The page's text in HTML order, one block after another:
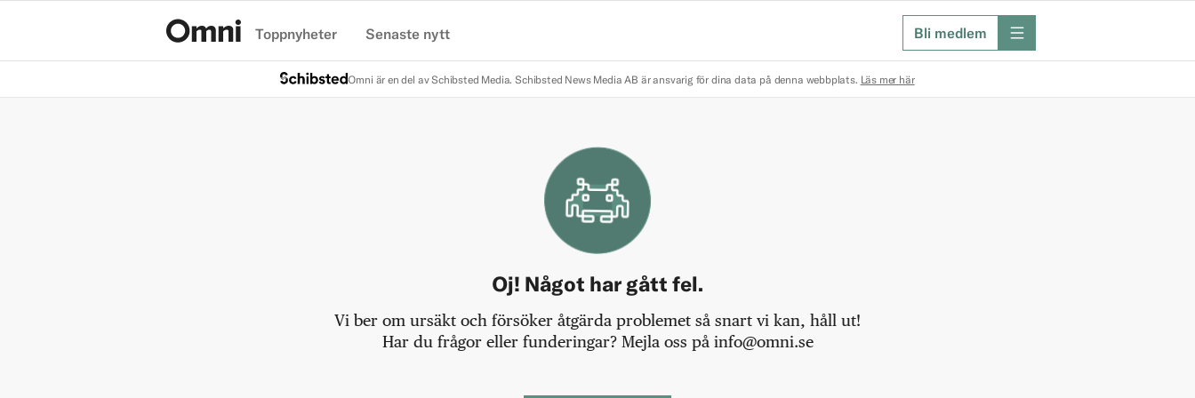
Toppnyheter Senaste nytt Bli medlem meny
Omni är en del av Schibsted Media. Schibsted News Media AB är ansvarig för dina data på denna webbplats. Läs mer här
Oj! Något har gått fel.
Vi ber om ursäkt och försöker åtgärda problemet så snart vi kan, håll ut!
Har du frågor eller funderingar? Mejla oss på info@omni.se